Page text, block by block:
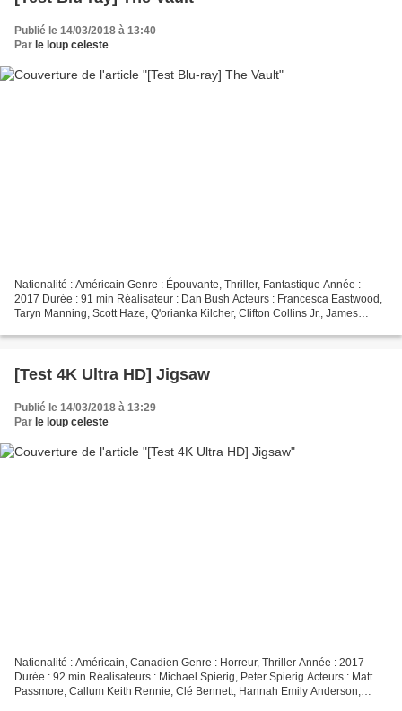
Publié le 14/03/2018 à 13:40
Par le loup celeste
Nationalité : Américain Genre : Épouvante, Thriller, Fantastique Année :
2017 Durée : 91 min Réalisateur : Dan Bush Acteurs : Francesca Eastwood,
Taryn Manning, Scott Haze, Q'orianka Kilcher, Clifton Collins Jr., James
[Test 4K Ultra HD] Jigsaw
Publié le 14/03/2018 à 13:29
Par le loup celeste
Nationalité : Américain, Canadien Genre : Horreur, Thriller Année : 2017
Durée : 92 min Réalisateurs : Michael Spierig, Peter Spierig Acteurs : Matt
Passmore, Callum Keith Rennie, Clé Bennett, Hannah Emily Anderson,